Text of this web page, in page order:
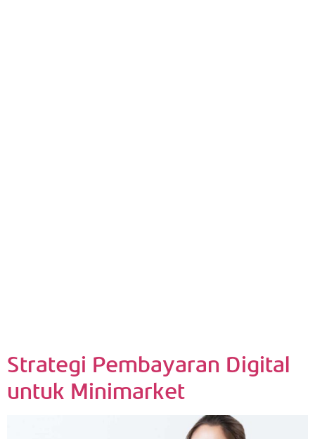
Strategi Pembayaran Digital
untuk Minimarket